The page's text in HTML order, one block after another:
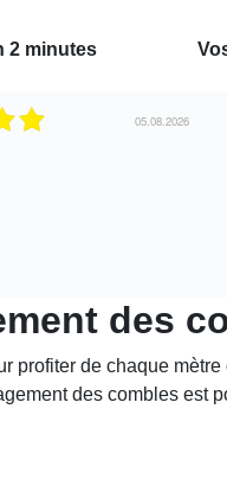
2 minutes
05.08.2026
Satisfait, retour
des
profiter de chaque
des combles est